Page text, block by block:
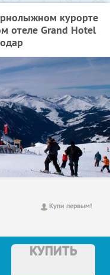
курорте
отеле Grand Hotel
Купи первым!
КУПИТЬ